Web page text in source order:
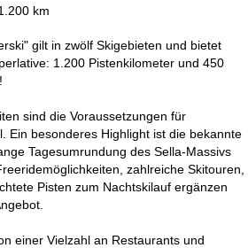
km
gilt in zwölf Skigebieten und bietet
1.200 Pistenkilometer und 450
sind die Voraussetzungen für
Ein besonderes Highlight ist die bekannte
Tagesumrundung des Sella-Massivs
zahlreiche Skitouren,
Pisten zum Nachtskilauf ergänzen
einer Vielzahl an Restaurants und